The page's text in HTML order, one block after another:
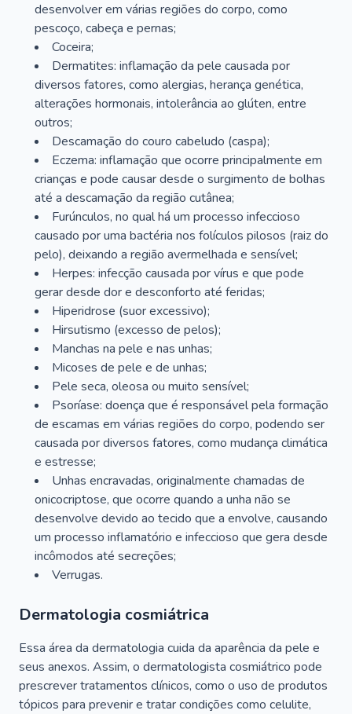
desenvolver em várias regiões do corpo, como
pescoço, cabeça e pernas;
Coceira;
Dermatites: inflamação da pele causada por
diversos fatores, como alergias, herança genética,
alterações hormonais, intolerância ao glúten, entre
outros;
Descamação do couro cabeludo (caspa);
Eczema: inflamação que ocorre principalmente em
crianças e pode causar desde o surgimento de bolhas
até a descamação da região cutânea;
Furúnculos, no qual há um processo infeccioso
causado por uma bactéria nos folículos pilosos (raiz do
pelo), deixando a região avermelhada e sensível;
Herpes: infecção causada por vírus e que pode
gerar desde dor e desconforto até feridas;
Hiperidrose (suor excessivo);
Hirsutismo (excesso de pelos);
Manchas na pele e nas unhas;
Micoses de pele e de unhas;
Pele seca, oleosa ou muito sensível;
Psoríase: doença que é responsável pela formação
de escamas em várias regiões do corpo, podendo ser
causada por diversos fatores, como mudança climática
e estresse;
Unhas encravadas, originalmente chamadas de
onicocriptose, que ocorre quando a unha não se
desenvolve devido ao tecido que a envolve, causando
um processo inflamatório e infeccioso que gera desde
incômodos até secreções;
Verrugas.
Dermatologia cosmiátrica
Essa área da dermatologia cuida da aparência da pele e
seus anexos. Assim, o dermatologista cosmiátrico pode
prescrever tratamentos clínicos, como o uso de produtos
tópicos para prevenir e tratar condições como celulite,